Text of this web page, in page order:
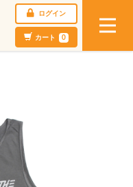
ログイン
カート 0